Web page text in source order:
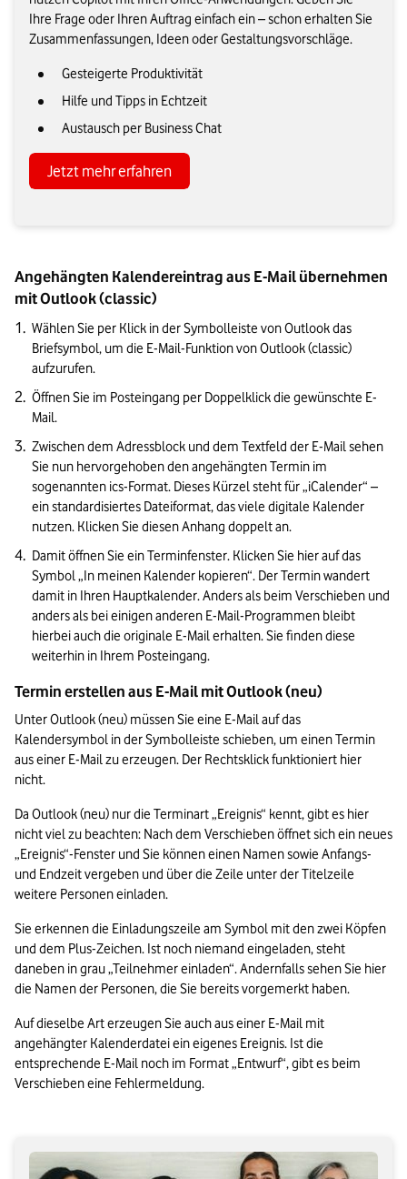
Ihre Frage oder Ihren Auftrag einfach ein – schon erhalten Sie
Zusammenfassungen, Ideen oder Gestaltungsvorschläge.
Gesteigerte Produktivität
Hilfe und Tipps in Echtzeit
Austausch per Business Chat
Jetzt mehr erfahren
Angehängten Kalendereintrag aus E-Mail übernehmen
mit Outlook (classic)
Wählen Sie per Klick in der Symbolleiste von Outlook das
Briefsymbol, um die E-Mail-Funktion von Outlook (classic)
aufzurufen.
Öffnen Sie im Posteingang per Doppelklick die gewünschte E-
Mail.
Zwischen dem Adressblock und dem Textfeld der E-Mail sehen
Sie nun hervorgehoben den angehängten Termin im
sogenannten ics-Format. Dieses Kürzel steht für „iCalender“ –
ein standardisiertes Dateiformat, das viele digitale Kalender
nutzen. Klicken Sie diesen Anhang doppelt an.
Damit öffnen Sie ein Terminfenster. Klicken Sie hier auf das
Symbol „In meinen Kalender kopieren“. Der Termin wandert
damit in Ihren Hauptkalender. Anders als beim Verschieben und
anders als bei einigen anderen E-Mail-Programmen bleibt
hierbei auch die originale E-Mail erhalten. Sie finden diese
weiterhin in Ihrem Posteingang.
Termin erstellen aus E-Mail mit Outlook (neu)
Unter Outlook (neu) müssen Sie eine E-Mail auf das
Kalendersymbol in der Symbolleiste schieben, um einen Termin
aus einer E-Mail zu erzeugen. Der Rechtsklick funktioniert hier
nicht.
Da Outlook (neu) nur die Terminart „Ereignis“ kennt, gibt es hier
nicht viel zu beachten: Nach dem Verschieben öffnet sich ein neues
„Ereignis“-Fenster und Sie können einen Namen sowie Anfangs-
und Endzeit vergeben und über die Zeile unter der Titelzeile
weitere Personen einladen.
Sie erkennen die Einladungszeile am Symbol mit den zwei Köpfen
und dem Plus-Zeichen. Ist noch niemand eingeladen, steht
daneben in grau „Teilnehmer einladen“. Andernfalls sehen Sie hier
die Namen der Personen, die Sie bereits vorgemerkt haben.
Auf dieselbe Art erzeugen Sie auch aus einer E-Mail mit
angehängter Kalenderdatei ein eigenes Ereignis. Ist die
entsprechende E-Mail noch im Format „Entwurf“, gibt es beim
Verschieben eine Fehlermeldung.